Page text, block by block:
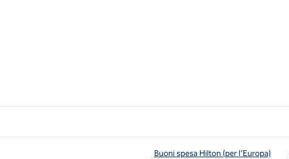
Buoni spesa Hilton (per l’Europa)